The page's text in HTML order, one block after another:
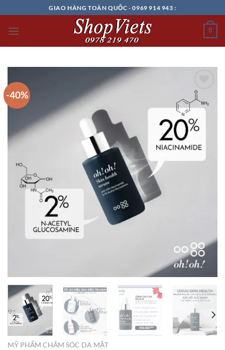
đến
nội
GIAO HÀNG TOÀN QUỐC - 0969 914 943 :
0
-40%
wishlist
MỸ PHẨM CHĂM SÓC DA MẶT